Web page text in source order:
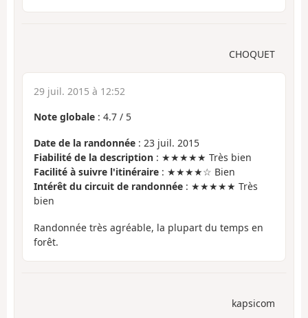
CHOQUET
29 juil. 2015 à 12:52
Note globale : 4.7 / 5
Date de la randonnée : 23 juil. 2015
Fiabilité de la description : ★★★★★ Très bien
Facilité à suivre l'itinéraire : ★★★★☆ Bien
Intérêt du circuit de randonnée : ★★★★★ Très
bien
Randonnée très agréable, la plupart du temps en
forêt.
kapsicom